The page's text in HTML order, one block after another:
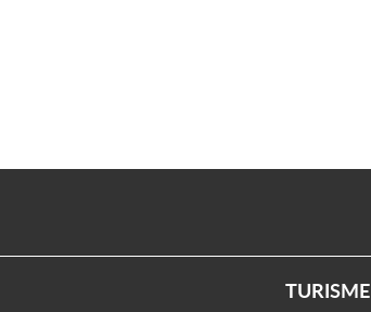
TURISME